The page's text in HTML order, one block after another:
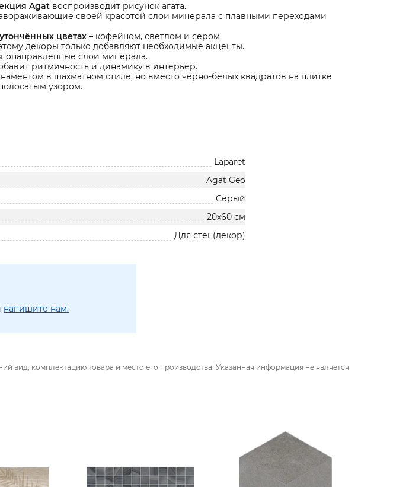
Agat воспроизводит рисунок агата.
своей красотой слои минерала с плавными переходами
цветах – кофейном, светлом и сером.
декоры только добавляют необходимые акценты.
слои минерала.
ритмичность и динамику в интерьер.
в шахматном стиле, но вместо чёрно-белых квадратов на плитке
узором.
Laparet
Agat Geo
Серый
20х60 см
Для стен(декор)
напишите нам.
вид, комплектацию товара и место его производства. Указанная информация не является